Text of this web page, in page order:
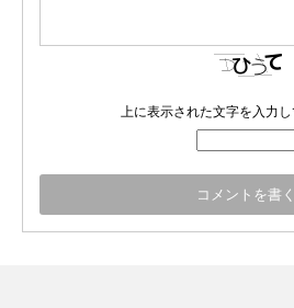
上に表示された文字を入力し